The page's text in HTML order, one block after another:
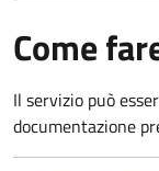
Come
Il servizio può
documentazione